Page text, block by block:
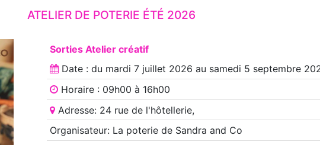
ATELIER DE POTERIE ÉTÉ 2026
Sorties Atelier créatif
Date : du mardi 7 juillet 2026 au samedi 5 septembre
Horaire : 09h00 à 16h00
Adresse: 24 rue de l'hôtellerie,
Organisateur: La poterie de Sandra and Co